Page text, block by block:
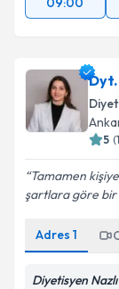
Dyt.
5 (
Tamamen
şartlara göre
Adres 1
Diyetisyen